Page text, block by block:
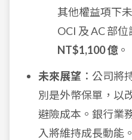
其他權益項下
OCI 及 AC 部
NT$1,100 億。
未來展望 ：公司將
別是外幣保單，以
避險成本。銀行業
入將維持成長動能。